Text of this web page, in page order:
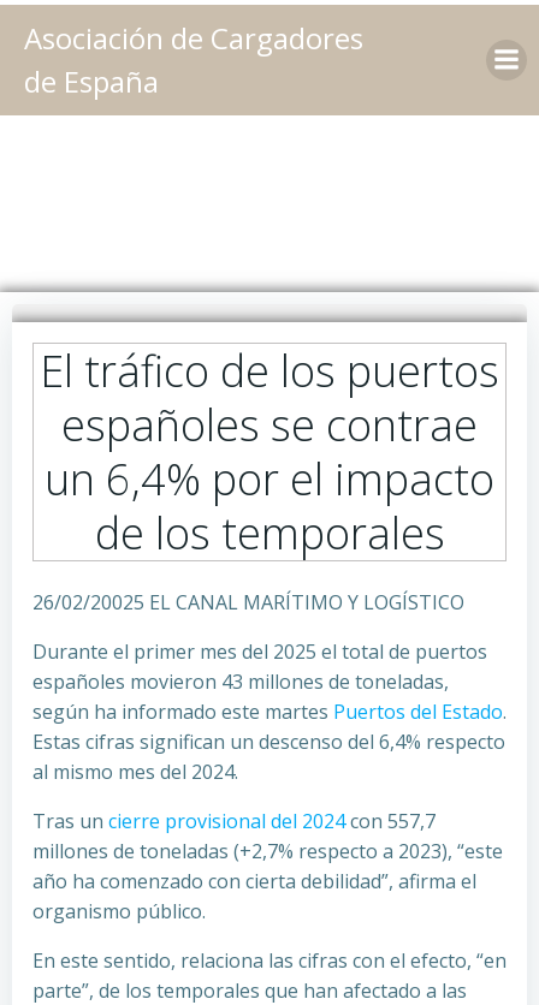
Saltar
al
Asociación de Cargadores
de España
El tráfico de los puertos
españoles se contrae
un 6,4% por el impacto
de los temporales
26/02/20025 EL CANAL MARÍTIMO Y LOGÍSTICO
Durante el primer mes del 2025 el total de puertos
españoles movieron 43 millones de toneladas,
según ha informado este martes Puertos del Estado.
Estas cifras significan un descenso del 6,4% respecto
al mismo mes del 2024.
Tras un cierre provisional del 2024con 557,7
millones de toneladas (+2,7% respecto a 2023), “este
año ha comenzado con cierta debilidad”, afirma el
organismo público.
En este sentido, relaciona las cifras con el efecto, “en
parte”, de los temporales que han afectado a las